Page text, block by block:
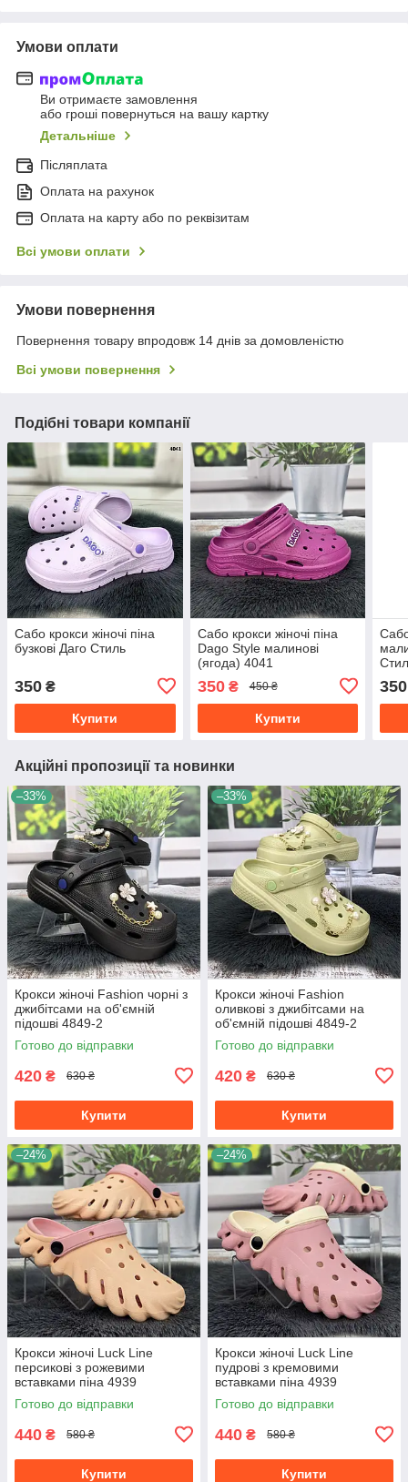
Умови оплати
Ви отримаєте замовлення
або гроші повернуться на вашу картку
Детальніше
Післяплата
Оплата на рахунок
Оплата на карту або по реквізитам
Всі умови оплати
Умови повернення
Повернення товару впродовж 14 днів за домовленістю
Всі умови повернення
Подібні товари компанії
Сабо крокси жіночі піна
бузкові Даго Стиль
350 ₴
Купити
Сабо крокси жіночі піна
Dago Style малинові
(ягода) 4041
350₴ 450 ₴
Купити
350
Акційні пропозиції та новинки
–33%
Крокси жіночі Fashion чорні з
джибітсами на об'ємній
підошві 4849-2
Готово до відправки
420 ₴ 630 ₴
Купити
–33%
Крокси жіночі Fashion
оливкові з джибітсами на
об'ємній підошві 4849-2
Готово до відправки
420 ₴ 630 ₴
Купити
–24%
Крокси жіночі Luck Line
персикові з рожевими
вставками піна 4939
Готово до відправки
440 ₴ 580 ₴
Купити
–24%
Крокси жіночі Luck Line
пудрові з кремовими
вставками піна 4939
Готово до відправки
440 ₴ 580 ₴
Купити